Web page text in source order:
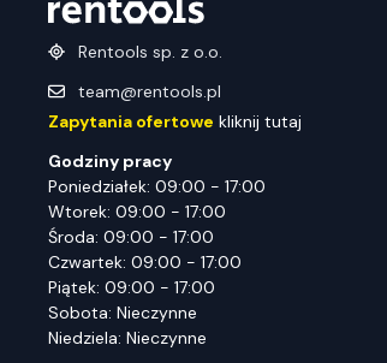
Rentools sp. z o.o.
team@rentools.pl
Zapytania ofertowe kliknij tutaj
Godziny pracy
Poniedziałek: 09:00 - 17:00
Wtorek: 09:00 - 17:00
Środa: 09:00 - 17:00
Czwartek: 09:00 - 17:00
Piątek: 09:00 - 17:00
Sobota: Nieczynne
Niedziela: Nieczynne